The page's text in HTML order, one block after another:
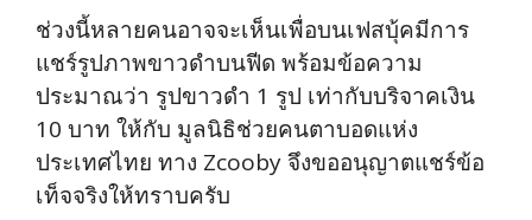
ช่วงนี้หลายคนอาจจะเห็นเพื่อบนเฟสบุ้คมีการ
แชร์รูปภาพขาวดำบนฟีด พร้อมข้อความ
ประมาณว่า รูปขาวดำ 1 รูป เท่ากับบริจาคเงิน
10 บาท ให้กับ มูลนิธิช่วยคนตาบอดแห่ง
ประเทศไทย ทาง Zcooby จึงขออนุญาตแชร์ข้อ
เท็จจริงให้ทราบครับ